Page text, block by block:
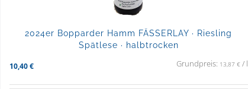
2024er Bopparder Hamm FÄSSERLAY · Riesling
Spätlese · halbtrocken
10,40 € Grundpreis: 13,87 €/ l